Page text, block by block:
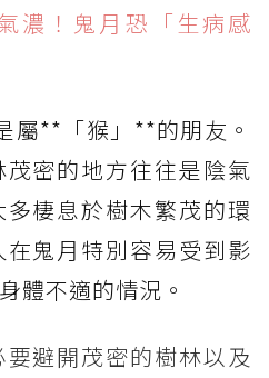
濃！鬼月恐「生病感
屬**「猴」**的朋友。
密的地方往往是陰氣
棲息於樹木繁茂的環
鬼月特別容易受到影
體不適的情況。
避開茂密的樹林以及